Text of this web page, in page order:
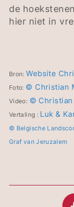
de
hier niet in
Bron:Website
Foto: © Christian
Video: © Christian
Vertaling : Luk &
© Belgische
Graf van Jeruzalem